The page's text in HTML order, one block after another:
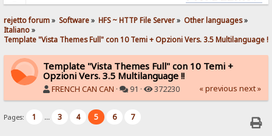
rejetto forum» Software» HFS ~ HTTP File Server» Other languages»
Italiano»
Template "Vista Themes Full" con 10 Temi + Opzioni Vers. 3.5 Multilanguage !!
Template "Vista Themes Full" con 10 Temi +
Opzioni Vers. 3.5 Multilanguage !!
FRENCH CAN CAN · 91 · 372230 « previous next »
Pages: 1 ... 3 4 5 6 7